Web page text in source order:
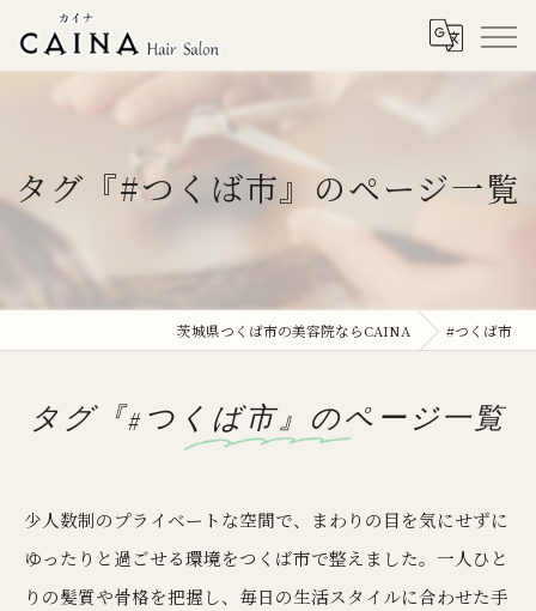
タグ『#つくば市』のページ一覧
茨城県つくば市の美容院ならCAINA #つくば市
タグ『#つくば市』のページ一覧
少人数制のプライベートな空間で、まわりの目を気にせずに
ゆったりと過ごせる環境をつくば市で整えました。一人ひと
りの髪質や骨格を把握し、毎日の生活スタイルに合わせた手